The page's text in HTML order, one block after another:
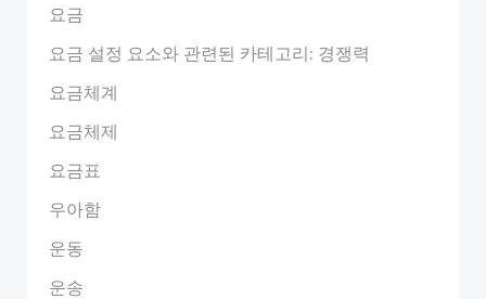
요금
요금 설정 요소와 관련된 카테고리: 경쟁력
요금체계
요금체제
요금표
우아함
운동
운송